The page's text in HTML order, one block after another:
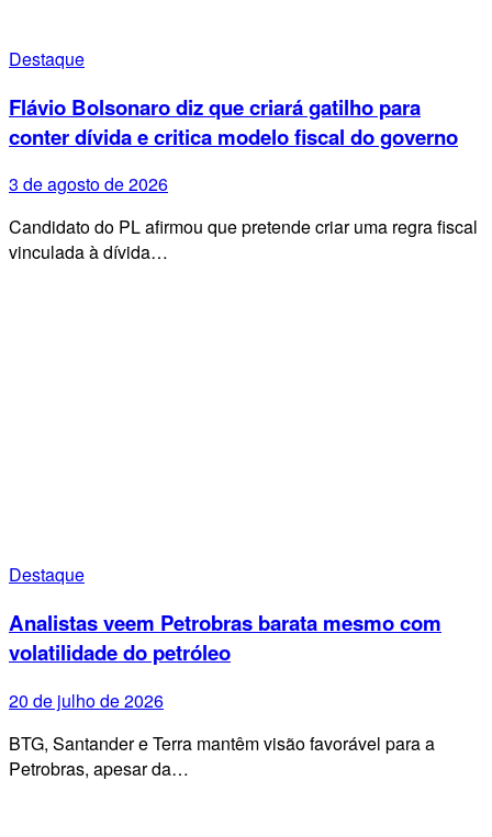
Destaque
Flávio Bolsonaro diz que criará gatilho para
conter dívida e critica modelo fiscal do governo
3 de agosto de 2026
Candidato do PL afirmou que pretende criar uma regra fiscal
vinculada à dívida…
Destaque
Analistas veem Petrobras barata mesmo com
volatilidade do petróleo
20 de julho de 2026
BTG, Santander e Terra mantêm visão favorável para a
Petrobras, apesar da…